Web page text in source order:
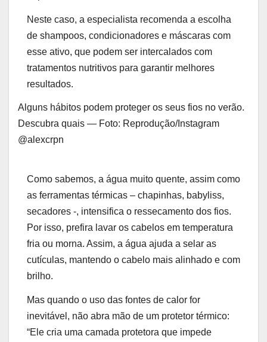
Neste caso, a especialista recomenda a escolha
de shampoos, condicionadores e máscaras com
esse ativo, que podem ser intercalados com
tratamentos nutritivos para garantir melhores
resultados.
Alguns hábitos podem proteger os seus fios no verão.
Descubra quais — Foto: Reprodução/Instagram
@alexcrpn
Como sabemos, a água muito quente, assim como
as ferramentas térmicas – chapinhas, babyliss,
secadores -, intensifica o ressecamento dos fios.
Por isso, prefira lavar os cabelos em temperatura
fria ou morna. Assim, a água ajuda a selar as
cutículas, mantendo o cabelo mais alinhado e com
brilho.
Mas quando o uso das fontes de calor for
inevitável, não abra mão de um protetor térmico:
“Ele cria uma camada protetora que impede